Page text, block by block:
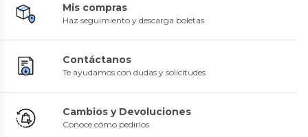
Mis compras
Haz seguimiento y descarga boletas
Contáctanos
Te ayudamos con dudas y solicitudes
Cambios y Devoluciones
Conoce cómo pedirlos